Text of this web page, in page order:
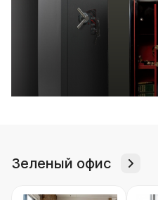
Зеленый офис